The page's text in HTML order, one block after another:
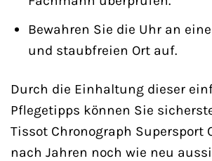
Bewahren Sie die Uhr an
und staubfreien Ort auf.
Durch die Einhaltung dieser
Pflegetipps können Sie
Tissot Chronograph Supersport
nach Jahren noch wie neu